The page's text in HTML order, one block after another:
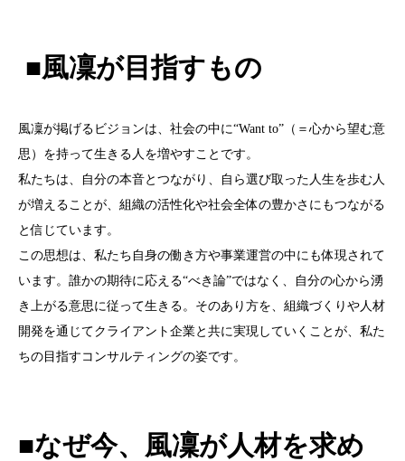
■風凜が目指すもの
風凜が掲げるビジョンは、社会の中に“Want to” （＝心から望む意
思）を持って生きる人を増やすことです。
私たちは、自分の本音とつながり、自ら選び取った人生を歩む人
が増えることが、組織の活性化や社会全体の豊かさにもつながる
と信じています。
この思想は、私たち自身の働き方や事業運営の中にも体現されて
います。誰かの期待に応える“べき論”ではなく、自分の心から湧
き上がる意思に従って生きる。そのあり方を、組織づくりや人材
開発を通じてクライアント企業と共に実現していくことが、私た
ちの目指すコンサルティングの姿です。
■なぜ今、風凜が人材を求め